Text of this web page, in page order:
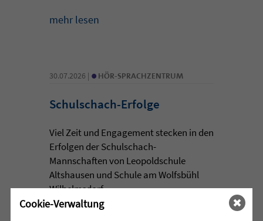
mehr lesen
30.07.2026 | • HÖR-SPRACHZENTRUM
Schulschach-Erfolge
Viel Zeit und Engagement stecken in den
Erfolgen der Schulschach-
Mannschaften von Leopoldschule
Altshausen und Schule am Wolfsbühl
Wilhelmsdorf. ...
Cookie-Verwaltung